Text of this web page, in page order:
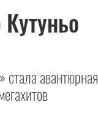
авантюрная